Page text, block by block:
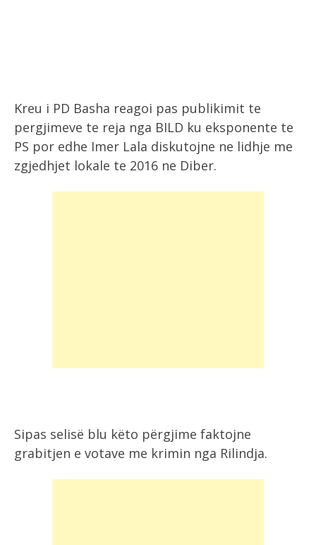
Kreu i PD Basha reagoi pas publikimit te
pergjimeve te reja nga BILD ku eksponente te
PS por edhe Imer Lala diskutojne ne lidhje me
zgjedhjet lokale te 2016 ne Diber.
Sipas selisë blu këto përgjime faktojne
grabitjen e votave me krimin nga Rilindja.